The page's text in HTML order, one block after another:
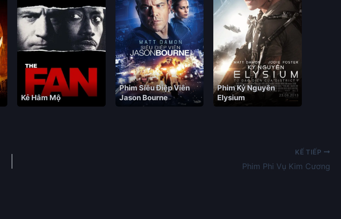
Kẻ Hâm Mộ
Phim Siêu Điệp Viên
Jason Bourne
Phim Kỷ Nguyên
Elysium
KẾ TIẾP
Phim Phi Vụ Kim Cương